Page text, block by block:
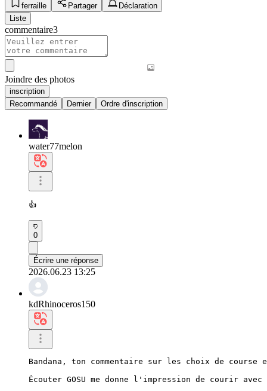
ferraille
Partager
Déclaration
Liste
commentaire3
Joindre des photos
inscription
Recommandé
Dernier Ordre d'inscription
water77melon
👍
0
Écrire une réponse
2026.06.23 13:25
kdRhinoceros150
Bandana, ton commentaire sur les choix de
Écouter GOSU me donne l'impression de courir avec